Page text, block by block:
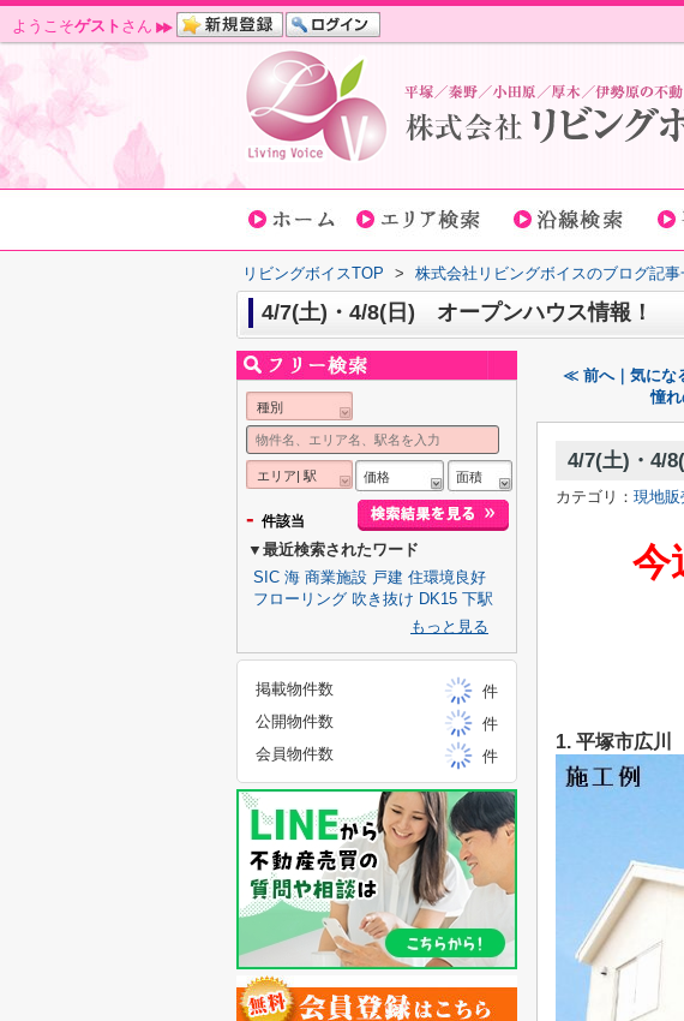
ようこそゲスト さん
リビングボイスTOP > 株式会社リビングボイスのブログ記事
4/7(土)・4/8(日) オープンハウス情報！
≪ 前へ｜気にな
憧
4/7(土)・4/
カテゴリ： 現地販
今
1. 平塚市広
種別
エリア| 駅 価格 面積
- 件該当
▼最近検索されたワード
SIC 海 商業施設 戸建 住環境良好
フローリング 吹き抜け DK15 下駅
もっと見る
掲載物件数
件
公開物件数
件
会員物件数
件